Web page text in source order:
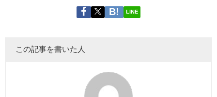
LINE
この記事を書いた人